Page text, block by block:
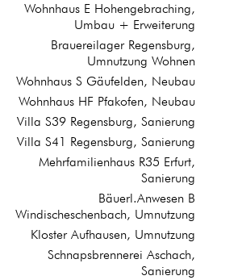
Wohnhaus E Hohengebraching,
Umbau + Erweiterung
Brauereilager Regensburg,
Umnutzung Wohnen
Wohnhaus S Gäufelden, Neubau
Wohnhaus HF Pfakofen, Neubau
Villa S39 Regensburg, Sanierung
Villa S41 Regensburg, Sanierung
Mehrfamilienhaus R35 Erfurt,
Sanierung
Bäuerl.Anwesen B
Windischeschenbach, Umnutzung
Kloster Aufhausen, Umnutzung
Schnapsbrennerei Aschach,
Sanierung